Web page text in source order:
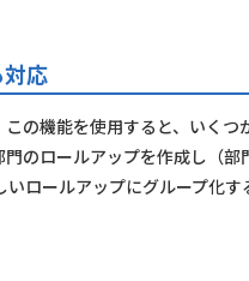
応
の機能を使用すると、いく
のロールアップを作成し（
ロールアップにグループ化